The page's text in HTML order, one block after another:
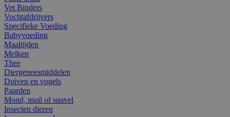
Vet Binders
Vochtafdrijvers
Specifieke Voeding
Babyvoeding
Maaltijden
Melken
Thee
Diergeneesmiddelen
Duiven en vogels
Paarden
Mond, muil of snavel
Insecten dieren